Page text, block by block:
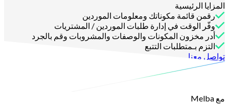
المزايا الرئيسية
رقمن قائمة مكوناتك ومعلومات الموردين
وفّر الوقت في إدارة طلبات الموردين / المشتريات
أدر مخزون المكونات والوصفات والمشروبات وقم بالجرد
التزم بـمتطلبات التتبع
تواصل معنا
مع Melba